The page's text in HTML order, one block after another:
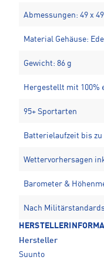
Abmessungen: 49 x
Material Gehäuse:
Gewicht: 86 g
Hergestellt mit 100%
95+ Sportarten
Batterielaufzeit bis zu
Wettervorhersagen
Barometer &
Nach
Hersteller
Suunto